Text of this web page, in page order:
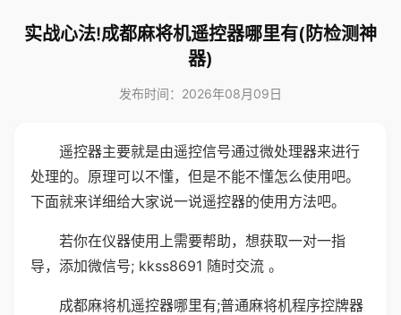
实战心法!成都麻将机遥控器哪里有(防检测神
器)
发布时间：2026年08月09日
遥控器主要就是由遥控信号通过微处理器来进行
处理的。原理可以不懂，但是不能不懂怎么使用吧。
下面就来详细给大家说一说遥控器的使用方法吧。
若你在仪器使用上需要帮助，想获取一对一指
导，添加微信号; kkss8691 随时交流 。
成都麻将机遥控器哪里有;普通麻将机程序控牌器